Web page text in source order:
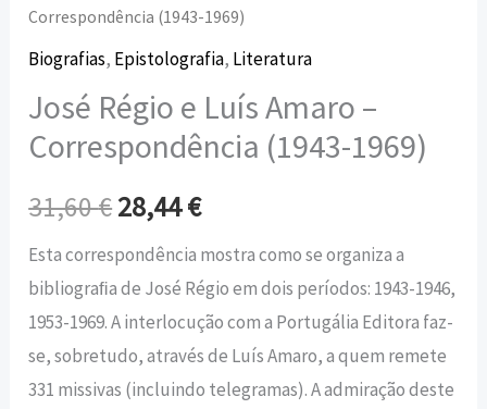
Correspondência (1943-1969)
Biografias, Epistolografia, Literatura
José Régio e Luís Amaro –
Correspondência (1943-1969)
31,60€28,44€
Esta correspondência mostra como se organiza a
bibliograﬁa de José Régio em dois períodos: 1943-1946,
1953-1969. A interlocução com a Portugália Editora faz-
se, sobretudo, através de Luís Amaro, a quem remete
331 missivas (incluindo telegramas). A admiração deste